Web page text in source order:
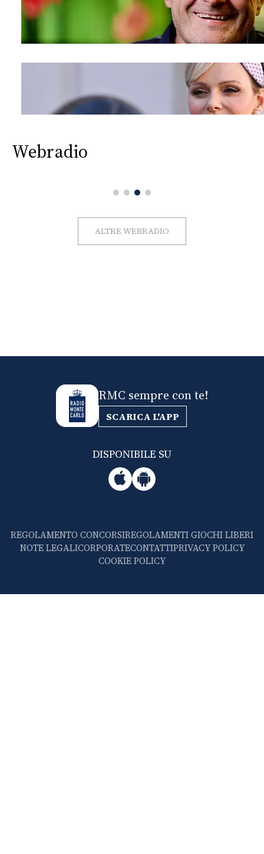
Webradio
ALTRE WEBRADIO
RMC sempre con te!
SCARICA L'APP
DISPONIBILE SU
REGOLAMENTO CONCORSIREGOLAMENTI GIOCHI LIBERI
NOTE LEGALICORPORATECONTATTIPRIVACY POLICY
COOKIE POLICY